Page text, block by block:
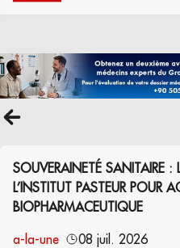
SOUVERAINETÉ SANITAIRE :
L’INSTITUT PASTEUR POUR
BIOPHARMACEUTIQUE
a-la-une
08 juil. 2026